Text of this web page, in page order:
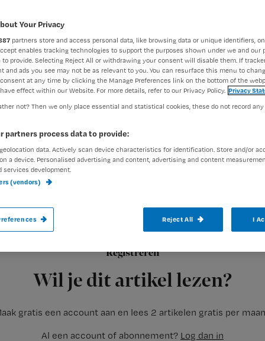
Registreren
Wil je dit artikel lezen?
gratis een account aan en lees 2 artikelen gratis per
Al een account of abonnement? Log dan in
MAARSSEN – Jeugd-, transfer-,
vaker vervangen door lager opgeleiden.
en vooral bij patiënten die de indicatie
Your Privacy
partners store and access personal data, like browsing data or unique identifiers,
enables tracking technologies to support the purposes shown under we and our
to provide. Selecting Reject All or withdrawing your consent will disable them. If
and ads you see may not be as relevant to you. You can resurface this menu to
at any time by clicking the Manage Preferences link on the bottom of the
effect within our Website. For more details, refer to our Privacy Policy. Privacy
not? Then we only place essential and statistical cookies, these do not record
partners process data to provide:
data. Actively scan device characteristics for identification. Store and/or
a device. Personalised advertising and content, advertising and content
services development.
(vendors)
Reject All I